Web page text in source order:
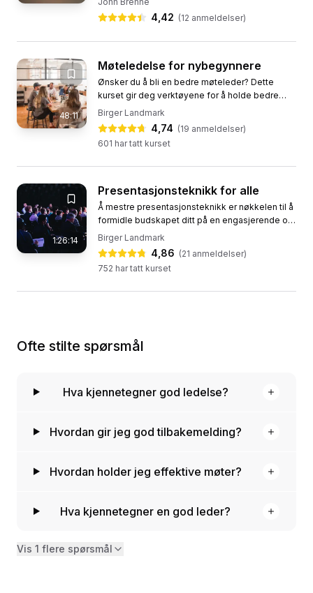
konflikters natur, hvordan de...
4,42 (12 anmeldelser)
48:11
Møteledelse for nybegynnere
Ønsker du å bli en bedre møteleder? Dette
kurset gir deg verktøyene for å holde bedre
møter, hvor alle føler seg inkludert og hørt. Du vil
lære hvordan du kan...
Birger Landmark
4,74 (19 anmeldelser)
601 har tatt kurset
1:26:14
Presentasjonsteknikk for alle
Å mestre presentasjonsteknikk er nøkkelen til å
formidle budskapet ditt på en engasjerende og
effektiv måte. Enten du skal holde en tale i et
bryllup,...
Birger Landmark
4,86 (21 anmeldelser)
752 har tatt kurset
Ofte stilte spørsmål
Hva kjennetegner god ledelse?
Hvordan gir jeg god tilbakemelding?
Hvordan holder jeg effektive møter?
Hva kjennetegner en god leder?
Vis 1 flere spørsmål